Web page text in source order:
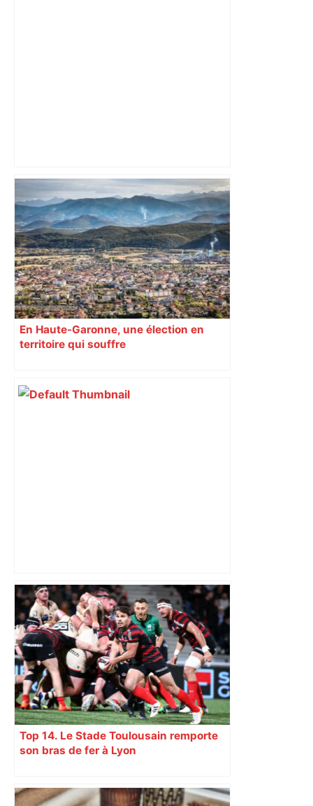
Top 14: comment Perpignan a une
nouvelle fois fait tomber Toulouse? –
RMC Sport
En Haute-Garonne, une élection en
territoire qui souffre
Le trentenaire blessé par balles à
Toulouse vendait du protoxyde d'azote
: les pistes des enquêteurs – Actu.fr
Top 14. Le Stade Toulousain remporte
son bras de fer à Lyon